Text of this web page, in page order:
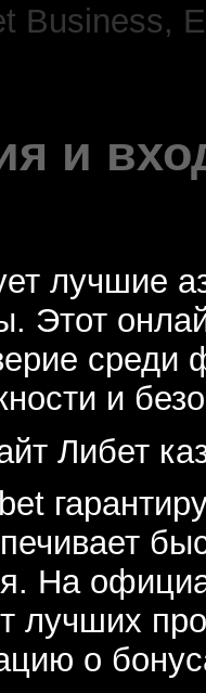
Business,
и
лучшие
Этот
среди
и
Либет
На
лучших
о